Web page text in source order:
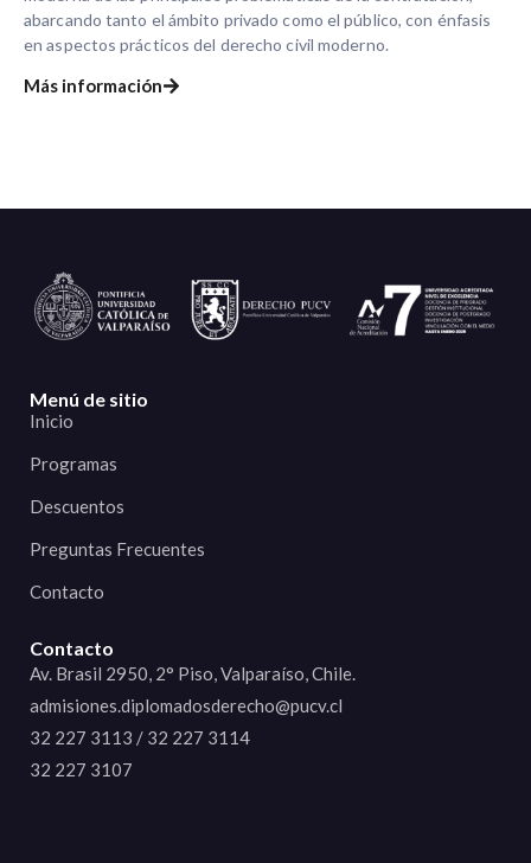
abarcando tanto el ámbito privado como el público, con énfasis
en aspectos prácticos del derecho civil moderno.
Más información
Menú de sitio
Inicio
Programas
Descuentos
Preguntas Frecuentes
Contacto
Contacto
Av. Brasil 2950, 2° Piso, Valparaíso, Chile.
admisiones.diplomadosderecho@pucv.cl
32 227 3113 / 32 227 3114
32 227 3107